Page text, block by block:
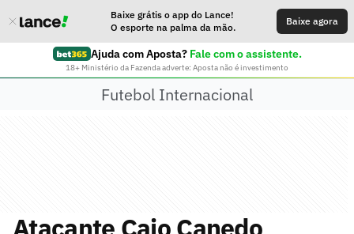
Baixe grátis o app do Lance!
O esporte na palma da mão.
Baixe agora
Ajuda com Aposta? Fale com o assistente.
18+ Ministério da Fazenda adverte: Aposta não é investimento
Futebol Internacional